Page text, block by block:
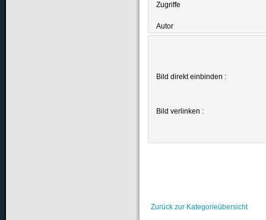
Zugriffe
Autor
Bild direkt einbinden :
Bild verlinken :
Zurück zur Kategorieübersicht